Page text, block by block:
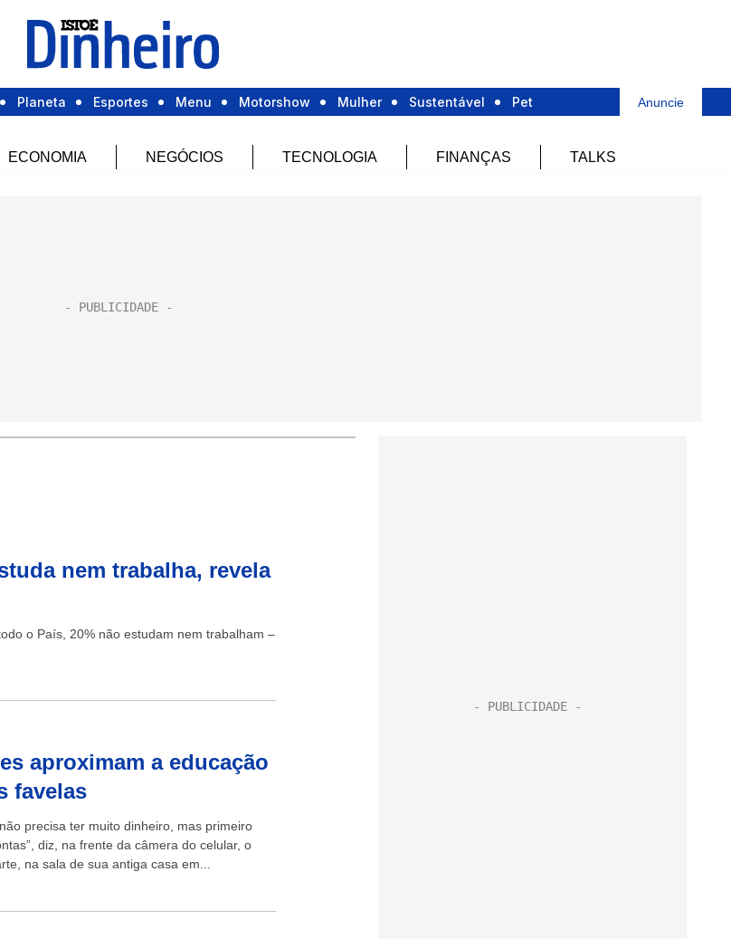
Planeta Esportes Menu Motorshow Mulher Sustentável Pet Anuncie
ECONOMIA NEGÓCIOS TECNOLOGIA FINANÇAS TALKS
nem trabalha, revela
o País, 20% não estudam nem trabalham –
aproximam a educação
favelas
precisa ter muito dinheiro, mas primeiro
diz, na frente da câmera do celular, o
na sala de sua antiga casa em...